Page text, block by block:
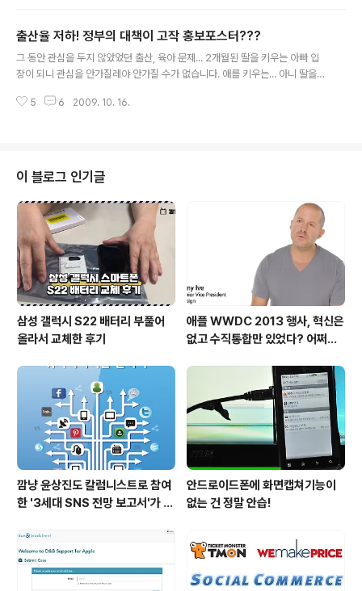
하고 있는 것입니다. 블로그를 함 훌터봤습니다. 가장 빨리
올라온 포스트가 2010년 1월 6일이더군요... 아주 다급하
게 블로그를 만들었다는 것을 짐작할 수 있습니다. 이때부
운찬총리의 발표소식까지... 블로그를 통해 온라인 여론을
출산율 저하! 정부의 대책이 고작 홍보포스터???
그 동안 관심을 두지 않았었던 출산, 육아 문제... 2개월된 딸을 키우는 아빠 입
장이 되니 관심을 안가질레야 안가질 수가 없습니다. 애를 키우는... 아니 딸을
을 키우는 아빠들은 노심초사 할 수 밖에 없습니다. 그런데 요즘 또다른 이슈가
를 보다보니 아주 황당하더군요~~~ 과거의 출산억제정책부터 오늘날 출산장
려정책까지의 히스토리를 보여주면서 정부에서는 출산을 장려하기 위하여 '출
산장려 홍보포스터'..
5 6 2009. 10. 16.
이 블로그 인기글
삼성 갤럭시 S22 배터리 부풀어
올라서 교체한 후기
애플 WWDC 2013 행사, 혁신은
없고 수직통합만 있었다? 어쩌면
깜냥 윤상진도 칼럼니스트로 참여
한 '3세대 SNS 전망 보고서'가 발
안드로이드폰에 화면캡쳐기능이
없는 건 정말 안습!